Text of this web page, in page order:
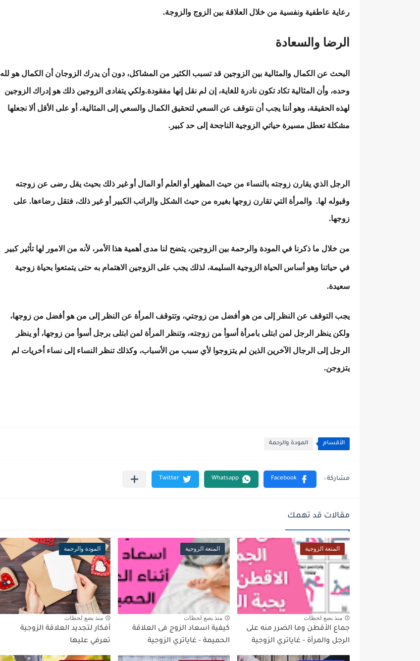
رعاية عاطفية ونفسية من خلال العلاقة بين الزوج والزوجة.
الرضا والسعادة
البحث عن الكمال والمثالية بين الزوجين قد تسبب الكثير من المشاكل، دون أن يدرك الزوجان أن الكمال هو لله
وحده، وأن المثالية تكاد تكون نادرة للغاية، إن لم نقل إنها مفقودة.ولكي يتفادى الزوجين ذلك هو إدراك الزوجين
لهذه الحقيقة، وهو أننا يجب أن نتوقف عن السعي لتحقيق الكمال والسعي إلى المثالية، أو على الأقل ألا نجعلها
مشكلة تعطل مسيرة حياتي الزوجية الناجحة إلى حد كبير.
الرجل الذي يقارن زوجته بالنساء من حيث المظهر أو العلم أو المال أو غير ذلك بحيث يقل رضى عن زوجته
وقبوله لها. والمرأة التي تقارن زوجها بغيره من حيث الشكل والراتب الكبير أو غير ذلك، فتقل رضاءها. على
زوجها.
من خلال ما ذكرنا في المودة والرحمة بين الزوجين، يتضح لنا مدى أهمية هذا الأمر، لأنه من الامور لها تأثير كبير
في حياتنا وهو أساس الحياة الزوجية السليمة، لذلك يجب على الزوجين الاهتمام به حتى يتمتعوا بحياة زوجية
سعيدة.
يجب التوقف عن النظر إلى من هو أفضل من زوجتي، وتتوقف المرأة عن النظر إلى من هو أفضل من زوجها،
ولكن ينظر الرجل لمن ابتلى بامرأة أسوأ من زوجته، وتنظر المرأة لمن ابتلى برجل أسوأ من زوجها، أو ينظر
الرجل إلى الرجال الآخرين الذين لم يتزوجوا لأي سبب من الأسباب، وكذلك تنظر النساء إلى نساء أخريات لم
يتزوجن.
الأقسام المودة والرحمة
مقالات قد تهمك
المتعة الزوجية
منذ بضع لحظات
جماع الأقطن وما الضرر منه على
الرجل والمرأة - غاياتري الزوجية
المتعة الزوجية
منذ بضع لحظات
كيفية اسعاد الزوج فى العلاقة
الحميمة - غاياتري الزوجية
المودة والرحمة
منذ بضع لحظات
أفكار لتجديد العلاقة الزوجية
تعرفي عليها